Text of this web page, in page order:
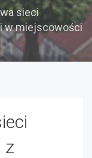
sieci
w miejscowości
z